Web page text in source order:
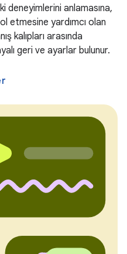
deneyimlerini anlamasına,
etmesine yardımcı olan
kalıpları arasında
geri ve ayarlar bulunur.